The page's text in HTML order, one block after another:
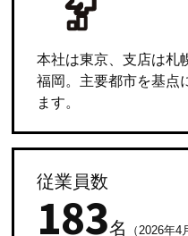
本社は東京、支店は札
福岡。主要都市を基点
ます。
従業員数
183名 （2026年4